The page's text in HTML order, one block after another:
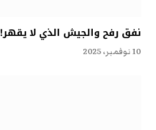
نفق رفح والجيش الذي لا يقهر!
10 نوفمبر، 2025